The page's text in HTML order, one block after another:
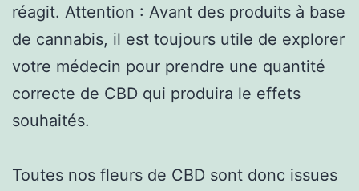
réagit. Attention : Avant des produits à base
de cannabis, il est toujours utile de explorer
votre médecin pour prendre une quantité
correcte de CBD qui produira le effets
souhaités.
Toutes nos fleurs de CBD sont donc issues